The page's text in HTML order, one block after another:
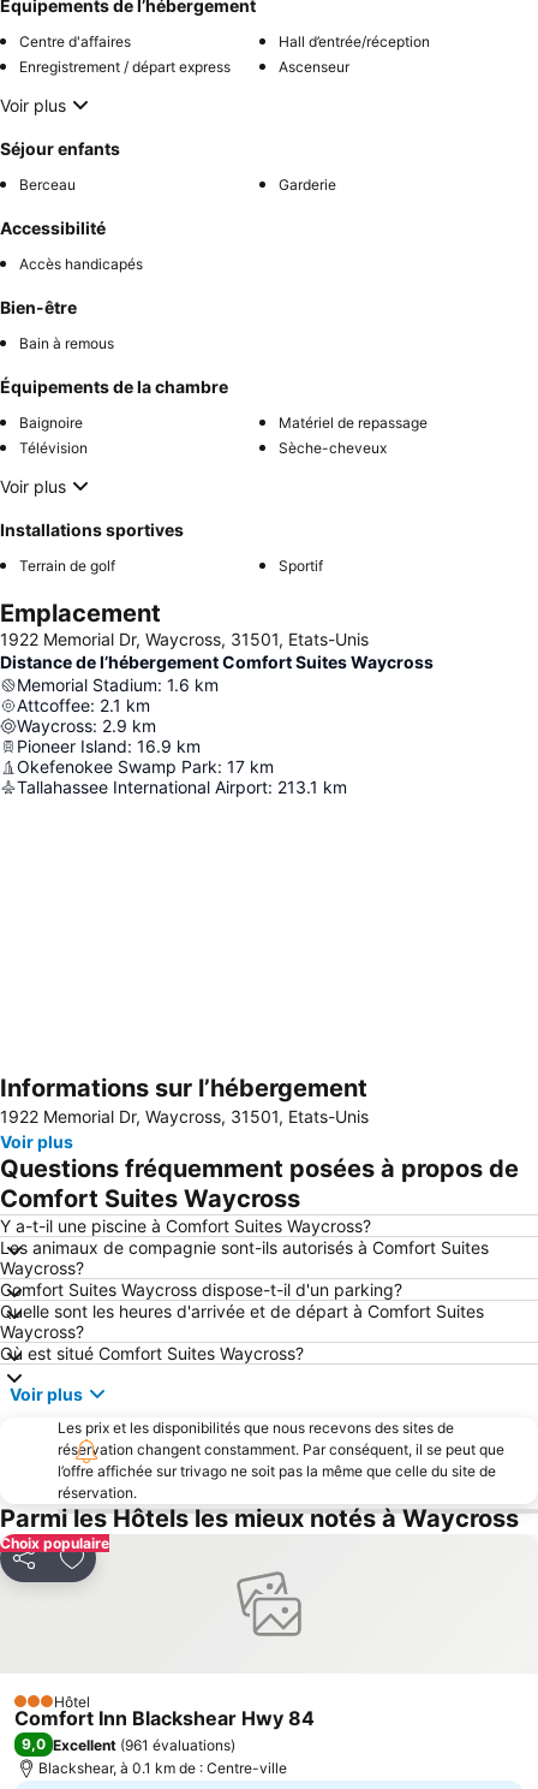
Équipements de l’hébergement
Centre d'affaires
Hall d’entrée/réception
Enregistrement / départ express
Ascenseur
Voir plus
Séjour enfants
Berceau Garderie
Accessibilité
Accès handicapés
Bien-être
Bain à remous
Équipements de la chambre
Baignoire
Matériel de repassage
Télévision
Sèche-cheveux
Voir plus
Installations sportives
Terrain de golf Sportif
Emplacement
1922 Memorial Dr, Waycross, 31501, Etats-Unis
Distance de l’hébergement Comfort Suites Waycross
Memorial Stadium: 1.6 km
Attcoffee: 2.1 km
Waycross: 2.9 km
Pioneer Island: 16.9 km
Okefenokee Swamp Park: 17 km
Tallahassee International Airport: 213.1 km
Agrandir la carte
Informations sur l’hébergement
1922 Memorial Dr, Waycross, 31501, Etats-Unis
Voir plus
Questions fréquemment posées à propos de
Comfort Suites Waycross
Y a-t-il une piscine à Comfort Suites Waycross?
Les animaux de compagnie sont-ils autorisés à Comfort Suites
Waycross?
Comfort Suites Waycross dispose-t-il d'un parking?
Quelle sont les heures d'arrivée et de départ à Comfort Suites
Waycross?
Où est situé Comfort Suites Waycross?
Voir plus
Les prix et les disponibilités que nous recevons des sites de
réservation changent constamment. Par conséquent, il se peut que
l’offre affichée sur trivago ne soit pas la même que celle du site de
réservation.
Parmi les Hôtels les mieux notés à Waycross
Choix populaire
PartagerAjouter à mes favoris
3 Étoiles
Hôtel
Comfort Inn Blackshear Hwy 84
9,0 Excellent (961 évaluations)
Blackshear, à 0.1 km de : Centre-ville